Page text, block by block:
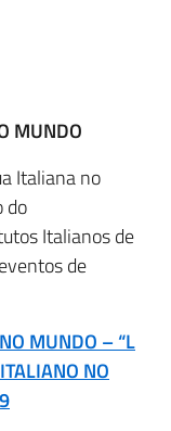
MUNDO
Italiana no
do
Italianos de
de
MUNDO – “L
NO